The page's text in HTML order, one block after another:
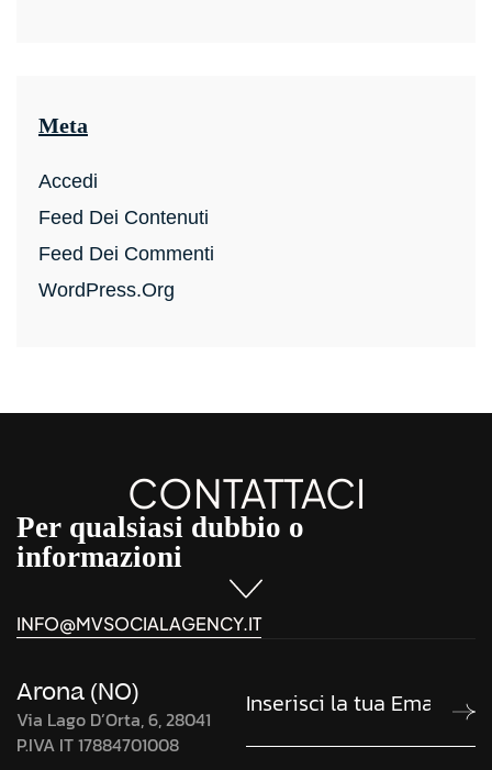
Meta
Accedi
Feed Dei Contenuti
Feed Dei Commenti
WordPress.org
CONTATTACI
Per qualsiasi dubbio o
informazioni
INFO@MVSOCIALAGENCY.IT
Arona (NO)
Via Lago D’Orta, 6, 28041
P.IVA IT 17884701008